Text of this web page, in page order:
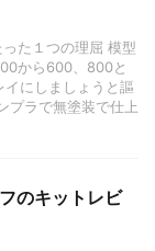
た１つの理屈 模型
から600、800と
にしましょうと謳
プラで無塗装で仕上
のキットレビ